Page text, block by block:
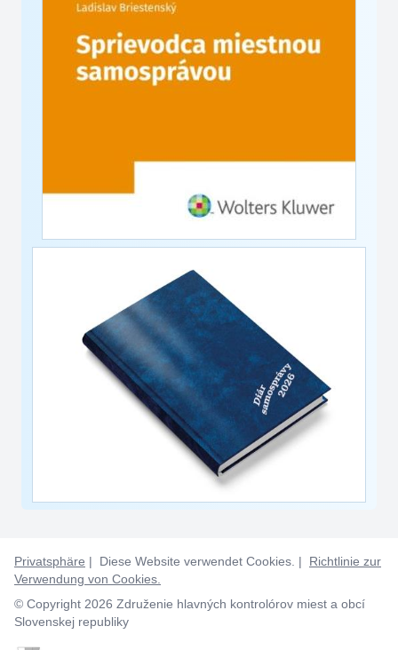
Privatsphäre | Diese Website verwendet Cookies. | Richtlinie zur
Verwendung von Cookies.
© Copyright 2026 Združenie hlavných kontrolórov miest a obcí
Slovenskej republiky